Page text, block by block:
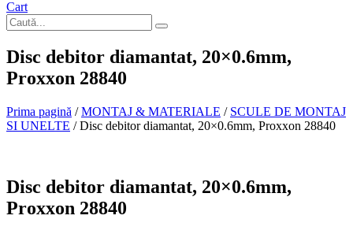
Cart
Disc debitor diamantat, 20×0.6mm,
Proxxon 28840
Prima pagină /MONTAJ & MATERIALE / SCULE DE MONTAJ
SI UNELTE / Disc debitor diamantat, 20×0.6mm, Proxxon 28840
In stoc
Disc debitor diamantat, 20×0.6mm,
Proxxon 28840